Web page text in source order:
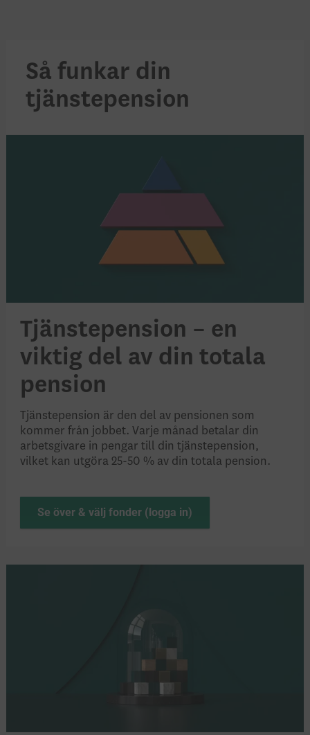
Så funkar din
tjänstepension
Tjänstepension – en
viktig del av din totala
pension
Tjänstepension är den del av pensionen som
kommer från jobbet. Varje månad betalar din
arbetsgivare in pengar till din tjänstepension,
vilket kan utgöra 25-50 % av din totala pension.
Se över & välj fonder (logga in)